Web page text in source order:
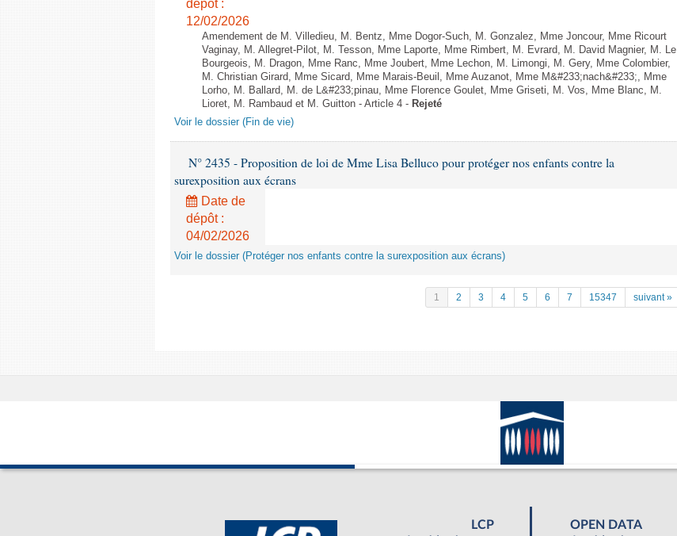
dépôt :
12/02/2026
Amendement de M. Villedieu, M. Bentz, Mme Dogor-Such, M. Gonzalez, Mme Joncour, Mme Ricourt
Vaginay, M. Allegret-Pilot, M. Tesson, Mme Laporte, Mme Rimbert, M. Evrard, M. David Magnier, M. Le
Bourgeois, M. Dragon, Mme Ranc, Mme Joubert, Mme Lechon, M. Limongi, M. Gery, Mme Colombier,
M. Christian Girard, Mme Sicard, Mme Marais-Beuil, Mme Auzanot, Mme M&#233;nach&#233;, Mme
Lorho, M. Ballard, M. de L&#233;pinau, Mme Florence Goulet, Mme Griseti, M. Vos, Mme Blanc, M.
Lioret, M. Rambaud et M. Guitton - Article 4 - Rejeté
Voir le dossier (Fin de vie)
N° 2435 - Proposition de loi de Mme Lisa Belluco pour protéger nos enfants contre la
surexposition aux écrans
Date de
dépôt :
04/02/2026
Voir le dossier (Protéger nos enfants contre la surexposition aux écrans)
1 2 3 4 5 6 7 15347 suivant »
LCP
OPEN DATA